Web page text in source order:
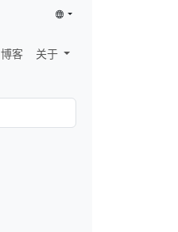
博客 关于